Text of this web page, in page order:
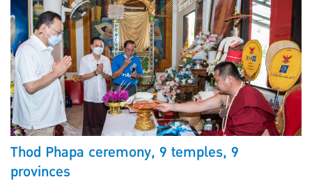
Thod Phapa ceremony, 9 temples, 9
provinces